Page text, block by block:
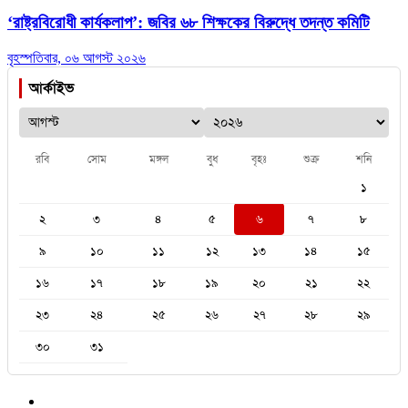
‘রাষ্ট্রবিরোধী কার্যকলাপ’: জবির ৬৮ শিক্ষকের বিরুদ্ধে তদন্ত কমিটি
বৃহস্পতিবার, ০৬ আগস্ট ২০২৬
আর্কাইভ
রবি সোম মঙ্গল বুধ বৃহঃ শুক্র শনি
১
২
৩ ৪ ৫ ৬ ৭
৮
৯
১০ ১১ ১২ ১৩ ১৪
১৫
১৬
১৭ ১৮ ১৯ ২০ ২১
২২
২৩
২৪ ২৫ ২৬ ২৭ ২৮
২৯
৩০
৩১